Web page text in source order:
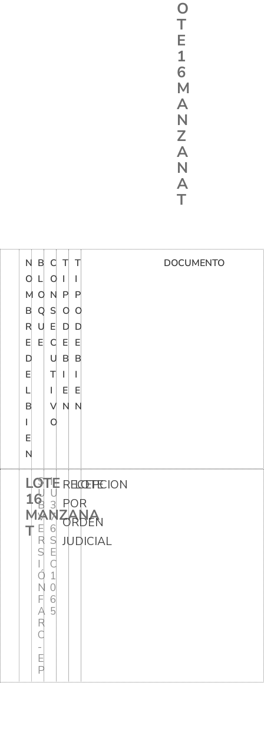
O
T
E
1
6
M
A
N
Z
A
N
A
T
N
O
M
B
R
E
D
E
L
B
I
E
N
B
L
O
Q
U
E
C
O
N
S
E
C
U
T
I
V
O
T
I
P
O
D
E
B
I
E
N
T
I
P
O
D
E
B
I
E
N
DOCUMENTO
LOTE
16
MANZANA
T
S
U
B
V
E
R
S
I
Ó
N
F
A
R
C
-
E
P
I
U
3
7
6
S
E
C
1
0
6
5
RECEPCION
POR
ORDEN
JUDICIAL
LOTE